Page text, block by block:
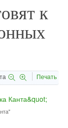
к
Печать